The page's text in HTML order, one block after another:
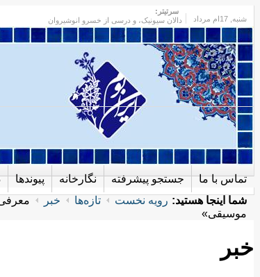
شنبه
سرتیتر:
دالان سیونیک، و درسی از خسرو انوشیروان
پیوندها نگارخانه جستجو پیشرفته تماس با ما
شما اینجا هستید: رویه نخست تازه‌ها خبر
موسیقی»
خبر